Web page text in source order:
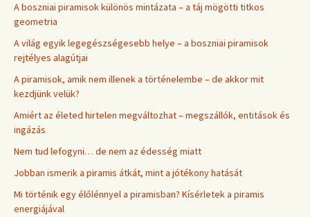
A boszniai piramisok különös mintázata – a táj mögötti titkos
geometria
A világ egyik legegészségesebb helye – a boszniai piramisok
rejtélyes alagútjai
A piramisok, amik nem illenek a történelembe – de akkor mit
kezdjünk velük?
Amiért az életed hirtelen megváltozhat – megszállók, entitások és
ingázás
Nem tud lefogyni… de nem az édesség miatt
Jobban ismerik a piramis átkát, mint a jótékony hatását
Mi történik egy élőlénnyel a piramisban? Kísérletek a piramis
energiájával